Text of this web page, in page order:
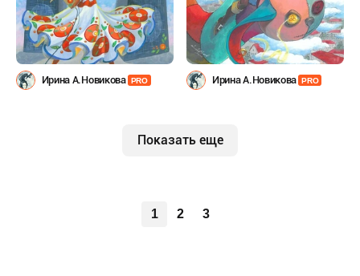
Ирина А.Новикова PRO Ирина А.Новикова PRO
Показать еще
1 2 3